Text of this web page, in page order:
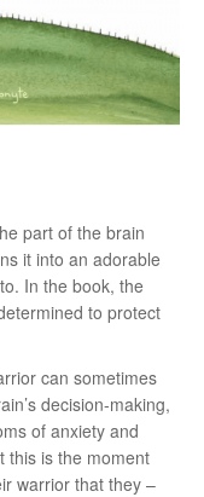
part of the brain
it into an adorable
In the book, the
to protect
can sometimes
decision-making,
of anxiety and
this is the moment
warrior that they –